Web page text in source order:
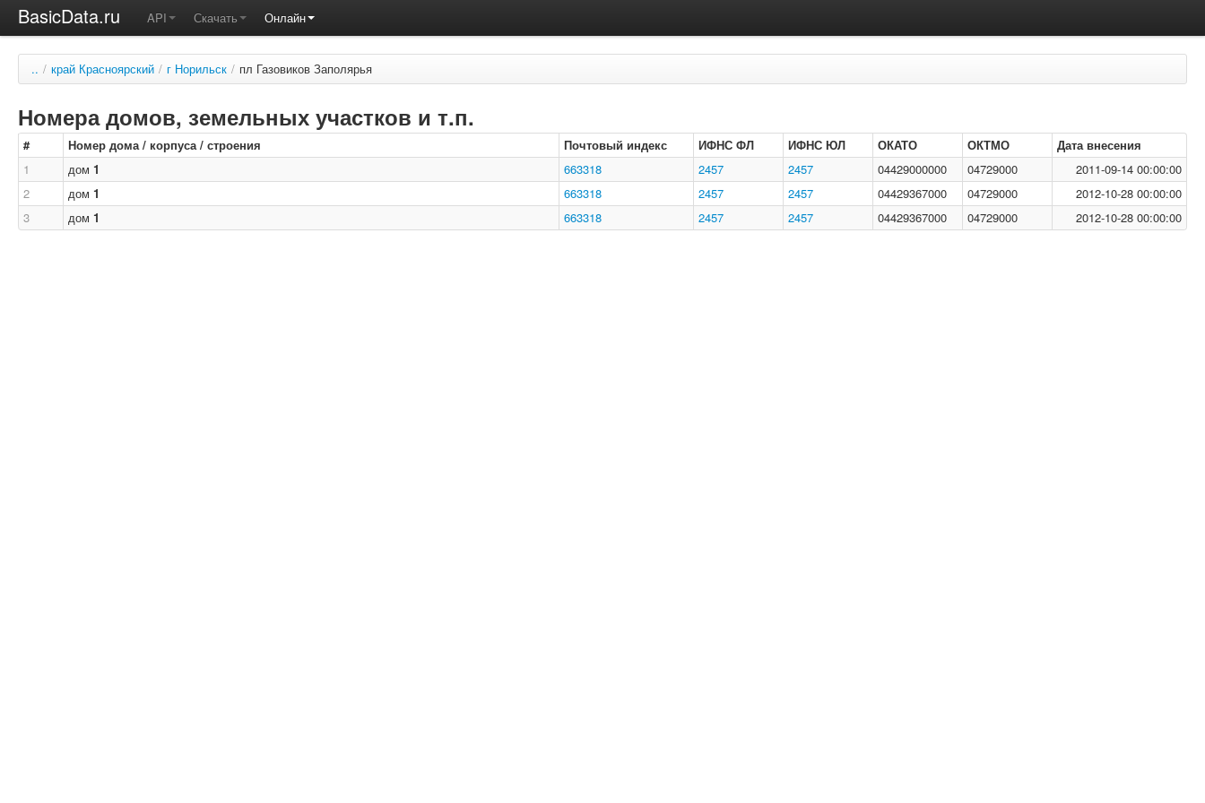
BasicData.ru API Скачать Онлайн
.. / край Красноярский / г Норильск / пл Газовиков Заполярья
Номера домов, земельных участков и т.п.
# Номер дома / корпуса / строения Почтовый индекс ИФНС ФЛ ИФНС ЮЛ ОКАТО ОКТМО
Дата внесения
1
дом 1 663318 2457 2457 04429000000 04729000
2011-09-14 00:00:00
2
дом 1 663318 2457 2457 04429367000 04729000
2012-10-28 00:00:00
3
дом 1 663318 2457 2457 04429367000 04729000 2012-10-28 00:00:00